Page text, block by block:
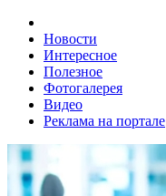
Новости
Интересное
Полезное
Фотогалерея
Видео
Реклама на портале